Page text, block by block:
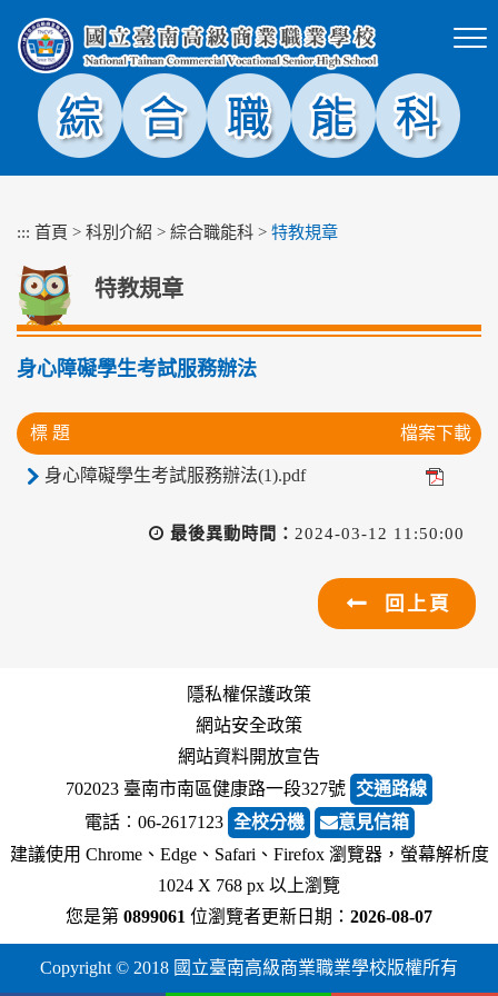
塊
::: 首頁 > 科別介紹 > 綜合職能科 > 特教規章
特教規章
身心障礙學生考試服務辦法
標 題 檔案下載
身心障礙學生考試服務辦法(1).pdf
最後異動時間： 2024-03-12 11:50:00
回上頁
隱私權保護政策
網站安全政策
網站資料開放宣告
702023 臺南市南區健康路一段327號 交通路線
電話︰06-2617123 全校分機
意見信箱
建議使用 Chrome、Edge、Safari、Firefox 瀏覽器，螢幕解析度
1024 X 768 px 以上瀏覽
您是第 0899061 位瀏覽者更新日期： 2026-08-07
Copyright © 2018 國立臺南高級商業職業學校版權所有